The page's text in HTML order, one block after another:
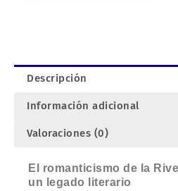
cantidad
Descripción
Información adicional
Valoraciones (0)
El romanticismo de la
un legado literario